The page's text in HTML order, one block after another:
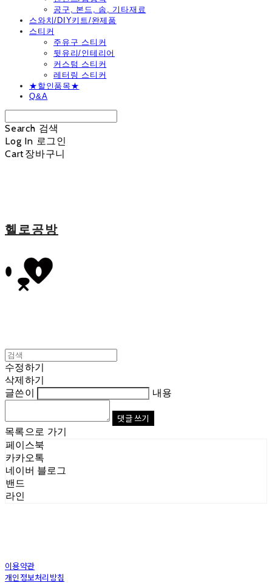
공구, 본드, 솜, 기타재료
스와치/DIY키트/완제품
스티커
주유구 스티커
뒷유리/인테리어
커스텀 스티커
레터링 스티커
★할인품목★
Q&A
Search 검색
Log In 로그인
Cart장바구니
헬로공방
수정하기
삭제하기
글쓴이
내용
댓글 쓰기
목록으로 가기
페이스북
카카오톡
네이버 블로그
밴드
라인
이용약관
개인정보처리방침